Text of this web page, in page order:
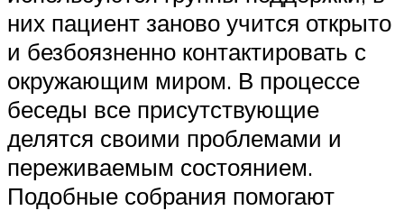
них пациент заново учится открыто
и безбоязненно контактировать с
окружающим миром. В процессе
беседы все присутствующие
делятся своими проблемами и
переживаемым состоянием.
Подобные собрания помогают